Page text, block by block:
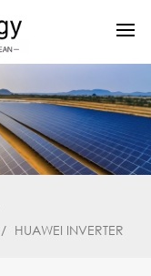
/ HUAWEI INVERTER